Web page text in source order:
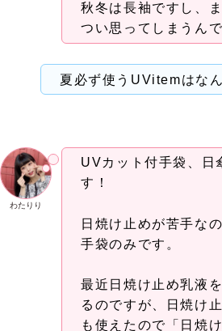
秋冬は長袖ですし、
つい思ってしまうん
夏必ず使うUVitemはな
わたりり
UVカット付手袋、日
す！
日焼け止めが苦手な
手袋のみです。
最近日焼け止め乳液
るのですが、日焼け
も使えたので「日焼